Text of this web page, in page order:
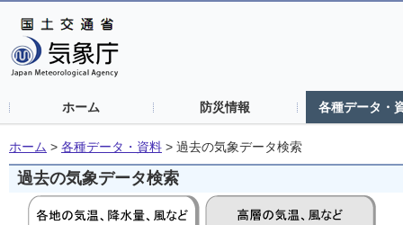
ホーム 防災情報 各種データ・
ホーム > 各種データ・資料 > 過去の気象データ検索
過去の気象データ検索